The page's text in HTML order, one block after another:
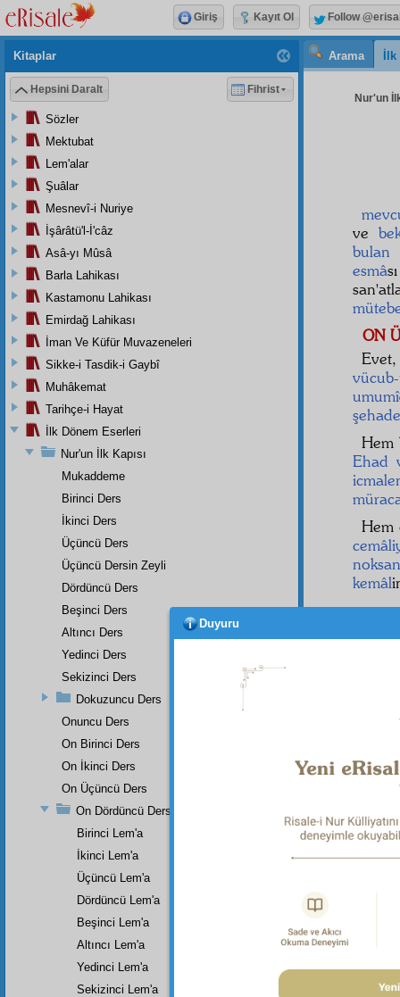
Arama
Nur'un
ve
bulan
esmâ
ON
umumî
Hem
Ehad
kemâl
Kitaplar
Hepsini Daralt Fihrist
Sözler
Mektubat
Lem'alar
Şuâlar
Mesnevî-i Nuriye
İşârâtü'l-İ'câz
Asâ-yı Mûsâ
Barla Lahikası
Kastamonu Lahikası
Emirdağ Lahikası
İman Ve Küfür Muvazeneleri
Sikke-i Tasdik-i Gaybî
Muhâkemat
Tarihçe-i Hayat
İlk Dönem Eserleri
Nur'un İlk Kapısı
Mukaddeme
Birinci Ders
İkinci Ders
Üçüncü Ders
Üçüncü Dersin Zeyli
Dördüncü Ders
Beşinci Ders
Altıncı Ders
Yedinci Ders
Sekizinci Ders
Dokuzuncu Ders
Onuncu Ders
On Birinci Ders
On İkinci Ders
On Üçüncü Ders
On Dördüncü Ders
Birinci Lem'a
İkinci Lem'a
Üçüncü Lem'a
Dördüncü Lem'a
Beşinci Lem'a
Altıncı Lem'a
Yedinci Lem'a
Sekizinci Lem'a
Giriş Kayıt Ol Follow
Duyuru